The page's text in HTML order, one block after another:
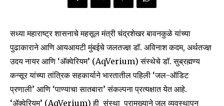
सध्या महाराष्ट्र शासनाचे महसूल मंत्री चंद्रशेखर बावनकुळे यांच्या
पुढाकाराने आणि आयआयटी मुंबईचे जलतज्ज्ञ डॉ. अविनाश कदम, अर्थतज्ज्ञ
उदय नायर आणि ‘अ‍ॅक्वेरियम’ (AqVerium) संस्थेचे डॉ. सुब्रह्मण्य
कन्सूर यांच्या तांत्रिक सहकार्याने भारतातील पहिली ‘जल-ऑडिट
प्रणाली’ आणि ‘पाण्याचा सातबारा’ संकल्पना प्रत्यक्षात येत आहे.
‘ॲक्वेरियम’ (AqVerium) ही संस्था प्रामुख्याने जल व्यवस्थापन